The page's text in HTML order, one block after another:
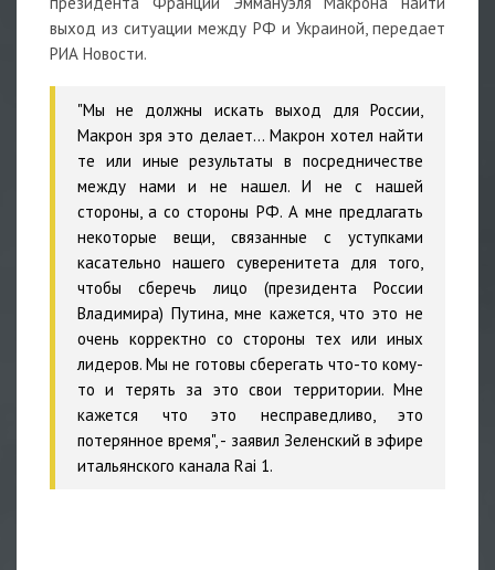
выход из ситуации между РФ и Украиной, передает
РИА Новости.
"Мы не должны искать выход для России,
Макрон зря это делает... Макрон хотел найти
те или иные результаты в посредничестве
между нами и не нашел. И не с нашей
стороны, а со стороны РФ. А мне предлагать
некоторые вещи, связанные с уступками
касательно нашего суверенитета для того,
чтобы сберечь лицо (президента России
Владимира) Путина, мне кажется, что это не
очень корректно со стороны тех или иных
лидеров. Мы не готовы сберегать что-то кому-
то и терять за это свои территории. Мне
кажется что это несправедливо, это
потерянное время", - заявил Зеленский в эфире
итальянского канала Rai 1.